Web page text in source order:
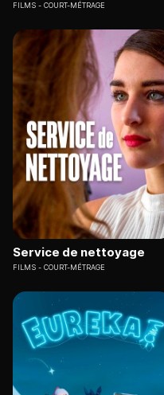
FILMS COURT-MÉTRAGE
Service de nettoyage
FILMS COURT-MÉTRAGE